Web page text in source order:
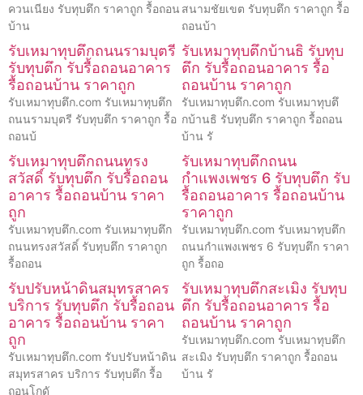
ควนเนียง รับทุบตึก ราคาถูก รื้อถอน
บ้าน
สนามชัยเขต รับทุบตึก ราคาถูก รื้อ
ถอนบ้า
รับเหมาทุบตึกถนนรามบุตรี
รับทุบตึก รับรื้อถอนอาคาร
รื้อถอนบ้าน ราคาถูก
รับเหมาทุบตึก.com รับเหมาทุบตึก
ถนนรามบุตรี รับทุบตึก ราคาถูก รื้อ
ถอนบ้
รับเหมาทุบตึกบ้านธิ รับทุบ
ตึก รับรื้อถอนอาคาร รื้อ
ถอนบ้าน ราคาถูก
รับเหมาทุบตึก.com รับเหมาทุบตึ
กบ้านธิ รับทุบตึก ราคาถูก รื้อถอน
บ้าน รั
รับเหมาทุบตึกถนนทรง
สวัสดิ์ รับทุบตึก รับรื้อถอน
อาคาร รื้อถอนบ้าน ราคา
ถูก
รับเหมาทุบตึก.com รับเหมาทุบตึก
ถนนทรงสวัสดิ์ รับทุบตึก ราคาถูก
รื้อถอน
รับเหมาทุบตึกถนน
กำแพงเพชร 6 รับทุบตึก รับ
รื้อถอนอาคาร รื้อถอนบ้าน
ราคาถูก
รับเหมาทุบตึก.com รับเหมาทุบตึก
ถนนกำแพงเพชร 6 รับทุบตึก ราคา
ถูก รื้อถอ
รับปรับหน้าดินสมุทรสาคร
บริการ รับทุบตึก รับรื้อถอน
อาคาร รื้อถอนบ้าน ราคา
ถูก
รับเหมาทุบตึก.com รับปรับหน้าดิน
สมุทรสาคร บริการ รับทุบตึก รื้อ
ถอนโกดั
รับเหมาทุบตึกสะเมิง รับทุบ
ตึก รับรื้อถอนอาคาร รื้อ
ถอนบ้าน ราคาถูก
รับเหมาทุบตึก.com รับเหมาทุบตึก
สะเมิง รับทุบตึก ราคาถูก รื้อถอน
บ้าน รั